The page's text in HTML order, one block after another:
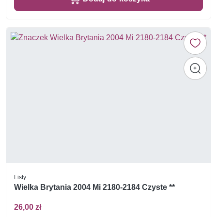
Listy
Wielka Brytania 2004 Mi 2180-2184 Czyste **
26,00 zł